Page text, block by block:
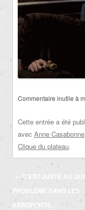
Commentaire inutile à
Cette entrée a été
avec Anne Casabonne
Clique du plateau.
Navigation
des
articles
← C’EST JUSTE AU
PROBLÈME DANS LES
AÉROPORTS…